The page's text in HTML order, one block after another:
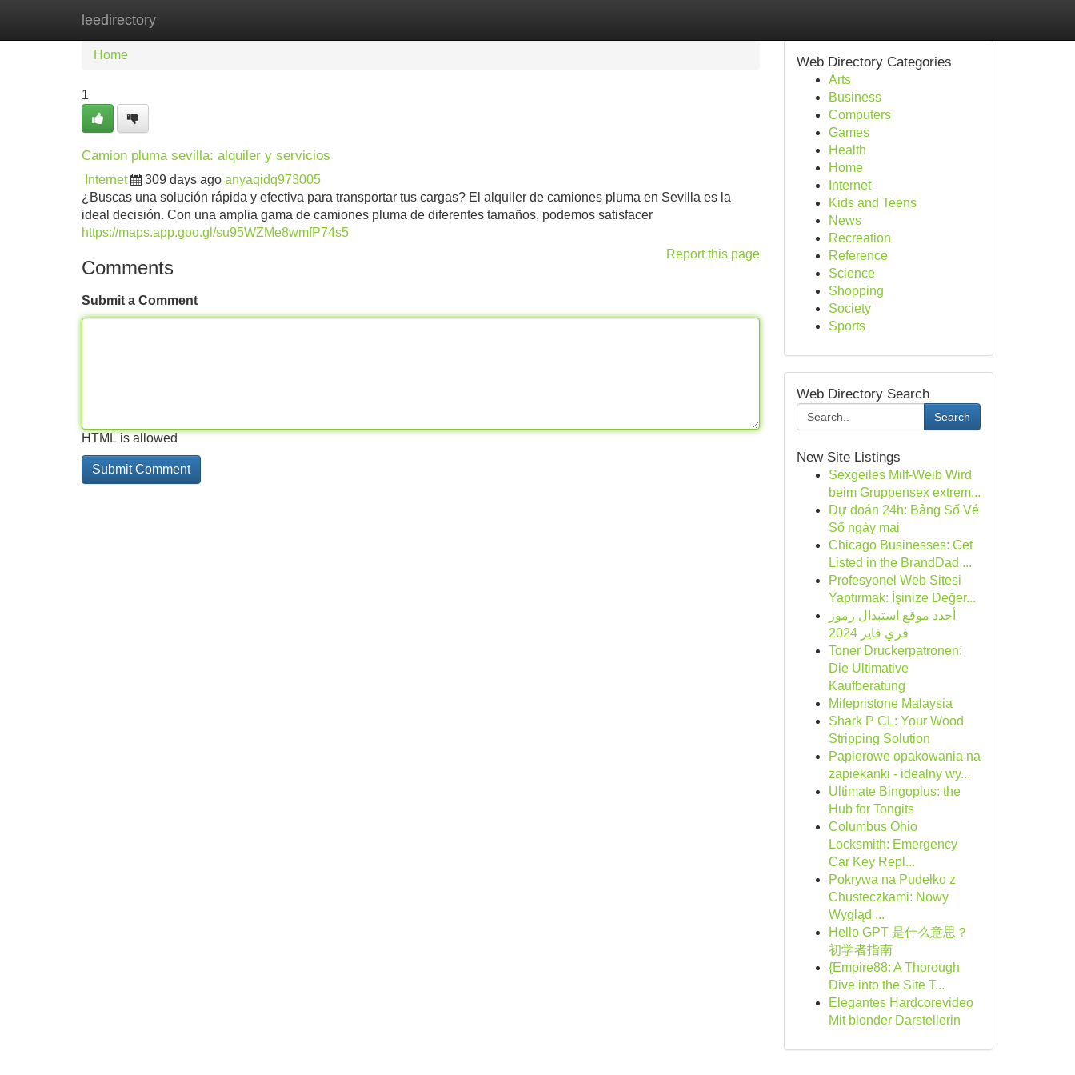
leedirectory
Home
Home
1
Camion pluma sevilla: alquiler y servicios
Internet 309 days ago anyaqidq973005
¿Buscas una solución rápida y efectiva para transportar tus cargas? El alquiler de camiones pluma en Sevilla es la
ideal decisión. Con una amplia gama de camiones pluma de diferentes tamaños, podemos satisfacer
https://maps.app.goo.gl/su95WZMe8wmfP74s5
Report this page
Comments
Submit a Comment
HTML is allowed
Web Directory Categories
Arts
Business
Computers
Games
Health
Home
Internet
Kids and Teens
News
Recreation
Reference
Science
Shopping
Society
Sports
Web Directory Search
Search
New Site Listings
Sexgeiles Milf-Weib Wird
beim Gruppensex extrem...
Dự đoán 24h: Bảng Số Vé
Số ngày mai
Chicago Businesses: Get
Listed in the BrandDad ...
Profesyonel Web Sitesi
Yaptırmak: İşinize Değer...
أجدد موقع استبدال رموز
فري فاير 2024
Toner Druckerpatronen:
Die Ultimative
Kaufberatung
Mifepristone Malaysia
Shark P CL: Your Wood
Stripping Solution
Papierowe opakowania na
zapiekanki - idealny wy...
Ultimate Bingoplus: the
Hub for Tongits
Columbus Ohio
Locksmith: Emergency
Car Key Repl...
Pokrywa na Pudełko z
Chusteczkami: Nowy
Wygląd ...
Hello GPT 是什么意思？
初学者指南
{Empire88: A Thorough
Dive into the Site T...
Elegantes Hardcorevideo
Mit blonder Darstellerin